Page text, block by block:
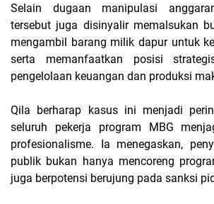
Selain dugaan manipulasi
tersebut juga disinyalir memalsukan
mengambil barang milik dapur untuk
serta memanfaatkan posisi
pengelolaan keuangan dan produksi
Qila berharap kasus ini menjadi
seluruh pekerja program MBG
profesionalisme. Ia menegaskan,
publik bukan hanya mencoreng
juga berpotensi berujung pada sanksi